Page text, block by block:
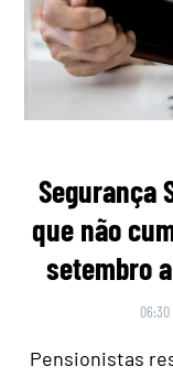
Segurança
que não
setembro
06:30
Pensionistas